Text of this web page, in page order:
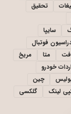
تحقیق
سایپا
فوتبال
متا
مریخ
خودرو
چین
لینک
گلکسی